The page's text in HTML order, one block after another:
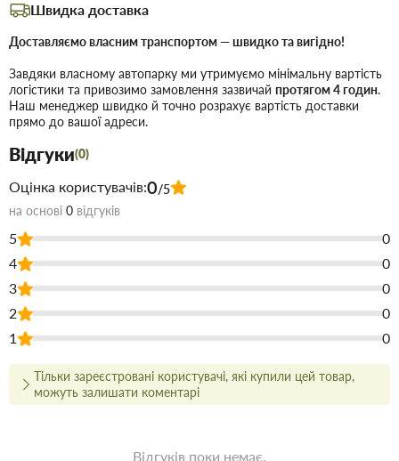
Кут:45 градусів
Призначення:Зовнішня каналізація (руда труба)
Де застосовується:
Облаштування каналізаційних систем приватних та
промислових об'єктів.
траншеях.
Системи водовідведення, що підлягають укладанню в
ґрунт.
Купити Коліно каналізаційне ПВХ 110х45° (руде) в Запоріжжі
недорого для застосування під час будівництва або ремонту. У
магазині будівельних матеріалів Торус можна купити за низькою
ціною безпосередньо на складі або на сайті, що заощадить Ваш
Швидка доставка
Доставляємо власним транспортом — швидко та вигідно!
Завдяки власному автопарку ми утримуємо мінімальну вартість
логістики та привозимо замовлення зазвичай протягом 4 годин.
Наш менеджер швидко й точно розрахує вартість доставки
прямо до вашої адреси.
Відгуки(0)
Оцінка користувачів:0/5
на основі 0 відгуків
5
0
4
0
3
0
2
0
1
0
Тільки зареєстровані користувачі, які купили цей товар,
можуть залишати коментарі
Відгуків поки немає.